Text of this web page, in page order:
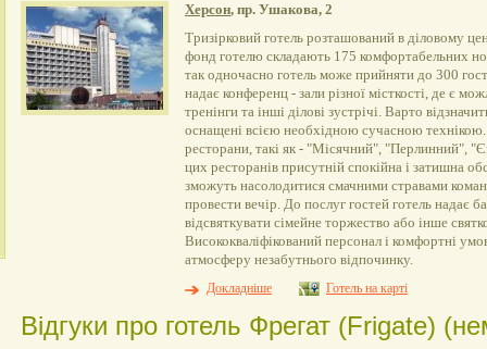
Херсон, пр. Ушакова, 2
Тризірковий готель розташований в діловому
фонд готелю складають 175 комфортабельних
так одночасно готель може прийняти до 300
надає конференц - зали різної місткості, де є
тренінги та інші ділові зустрічі. Варто
оснащені всією необхідною сучасною
ресторани, такі як - "Місячний", "Перлинний",
цих ресторанів присутній спокійна і затишна
зможуть насолодитися смачними стравами
провести вечір. До послуг гостей готель надає
відсвяткувати сімейне торжество або інше
Висококваліфікований персонал і комфортні
атмосферу незабутнього відпочинку.
Докладніше
Готель на карті
Відгуки про готель Фрегат (Frigate)